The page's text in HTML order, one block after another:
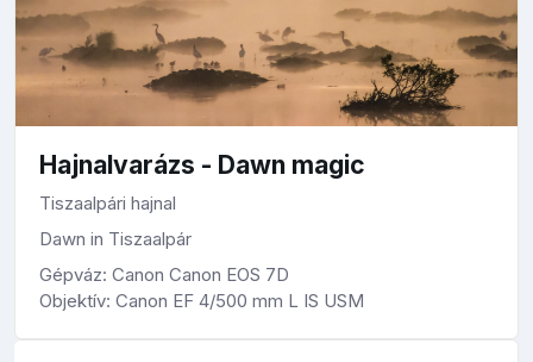
Hajnalvarázs - Dawn magic
Tiszaalpári hajnal
Dawn in Tiszaalpár
Gépváz: Canon Canon EOS 7D
Objektív: Canon EF 4/500 mm L IS USM